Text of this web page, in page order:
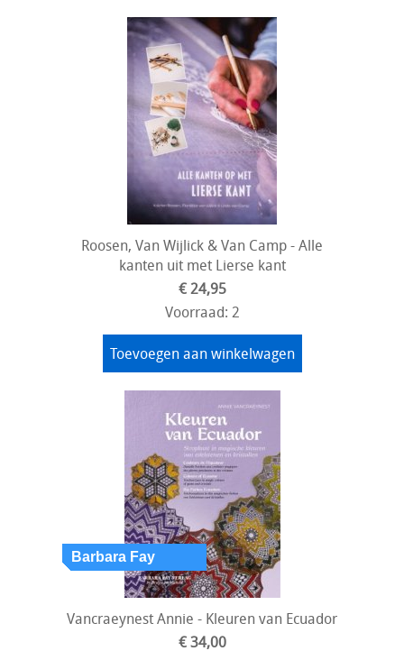
Roosen, Van Wijlick & Van Camp - Alle
kanten uit met Lierse kant
€ 24,95
Voorraad: 2
Toevoegen aan winkelwagen
Vancraeynest Annie - Kleuren van Ecuador
€ 34,00